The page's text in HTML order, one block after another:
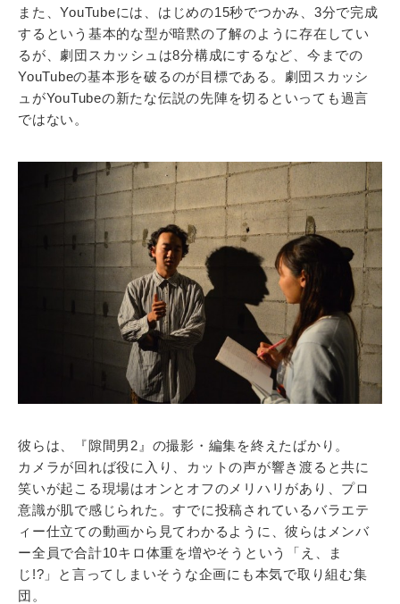
また、YouTubeには、はじめの15秒でつかみ、3分で完成
するという基本的な型が暗黙の了解のように存在してい
るが、劇団スカッシュは8分構成にするなど、今までの
YouTubeの基本形を破るのが目標である。劇団スカッシ
ュがYouTubeの新たな伝説の先陣を切るといっても過言
ではない。
彼らは、『隙間男2』の撮影・編集を終えたばかり。
カメラが回れば役に入り、カットの声が響き渡ると共に
笑いが起こる現場はオンとオフのメリハリがあり、プロ
意識が肌で感じられた。すでに投稿されているバラエテ
ィー仕立ての動画から見てわかるように、彼らはメンバ
ー全員で合計10キロ体重を増やそうという「え、ま
じ!?」と言ってしまいそうな企画にも本気で取り組む集
団。